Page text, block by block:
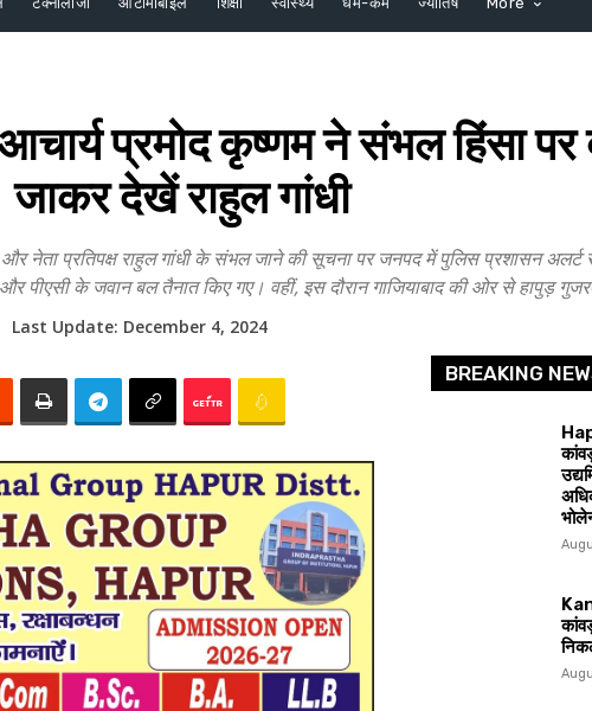
प्रमोद कृष्णम ने संभल हिंसा पर
जाकर देखें राहुल गांधी
प्रतिपक्ष राहुल गांधी के संभल जाने की सूचना पर जनपद में पुलिस प्रशासन अलर्ट
और पीएसी के जवान बल तैनात किए गए। वहीं, इस दौरान गाजियाबाद की ओर से हापुड़
Last Update: December 4, 2024
BREAKING